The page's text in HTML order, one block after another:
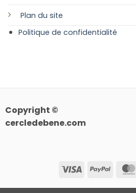
Plan du site
Politique de confidentialité
Copyright ©
cercledebene.com
Visa PayPal